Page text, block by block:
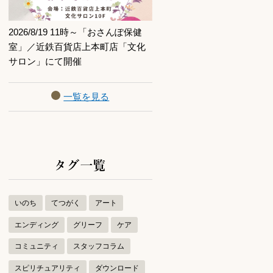
2026/8/19 11時～「おさんぽ保健
室」／近鉄百貨店上本町店「文化
サロン」にて開催
一覧を見る
タグ一覧
いのち てつがく アート
エンディング グリーフ ケア
コミュニティ スタッフコラム
スピリチュアリティ ダウンロード